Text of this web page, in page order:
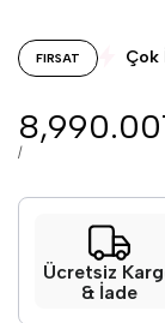
FIRSAT Çok
/
Ücretsiz
& İade